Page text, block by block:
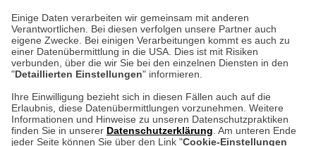
Einige Daten verarbeiten wir gemeinsam mit anderen
Verantwortlichen. Bei diesen verfolgen unsere Partner auch
eigene Zwecke. Bei einigen Verarbeitungen kommt es auch zu
einer Datenübermittlung in die USA. Dies ist mit Risiken
verbunden, über die wir Sie bei den einzelnen Diensten in den
"Detaillierten Einstellungen" informieren.
Ihre Einwilligung bezieht sich in diesen Fällen auch auf die
Erlaubnis, diese Datenübermittlungen vorzunehmen. Weitere
Informationen und Hinweise zu unseren Datenschutzpraktiken
finden Sie in unserer Datenschutzerklärung . Am unteren Ende
jeder Seite können Sie über den Link "Cookie-Einstellungen
Hier finden Sie uns im Netz
AGB Rücksendung von Waren Datenschutz
Impressum
Kontakt
Zur Echtheit von Bewertungen
Barrierefreiheit unserer Website
Cookie-Einstellungen in Ihrem Browser
ACHTUNG!
Ihr Browser speichert aktuell keine Cookies!